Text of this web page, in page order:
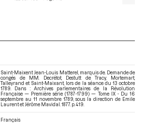
Saint-Maixent Jean-Louis Matterel, marquis de. Demande de
congés de MM. Decrétot, Destutt de Tracy, Mortemart,
Talleyrand et Saint-Maixant, lors de la séance du 13 octobre
1789. Dans : Archives parlementaires de la Révolution
Française — Première série (1787-1799) — Tome IX - Du 16
septembre au 11 novembre 1789 , sous la direction de Emile
Laurent et Jérôme Mavidal. 1877. p. 419.
Français